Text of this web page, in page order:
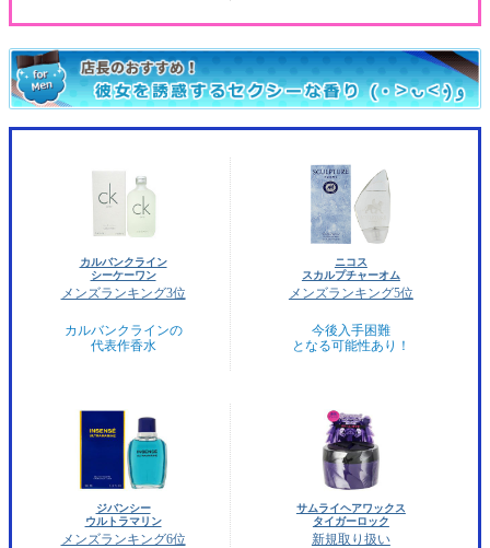
カルバンクライン
シーケーワン
メンズランキング3位
カルバンクラインの
代表作香水
ニコス
スカルプチャーオム
メンズランキング5位
今後入手困難
となる可能性あり！
ジバンシー
ウルトラマリン
メンズランキング6位
サムライヘアワックス
タイガーロック
新規取り扱い